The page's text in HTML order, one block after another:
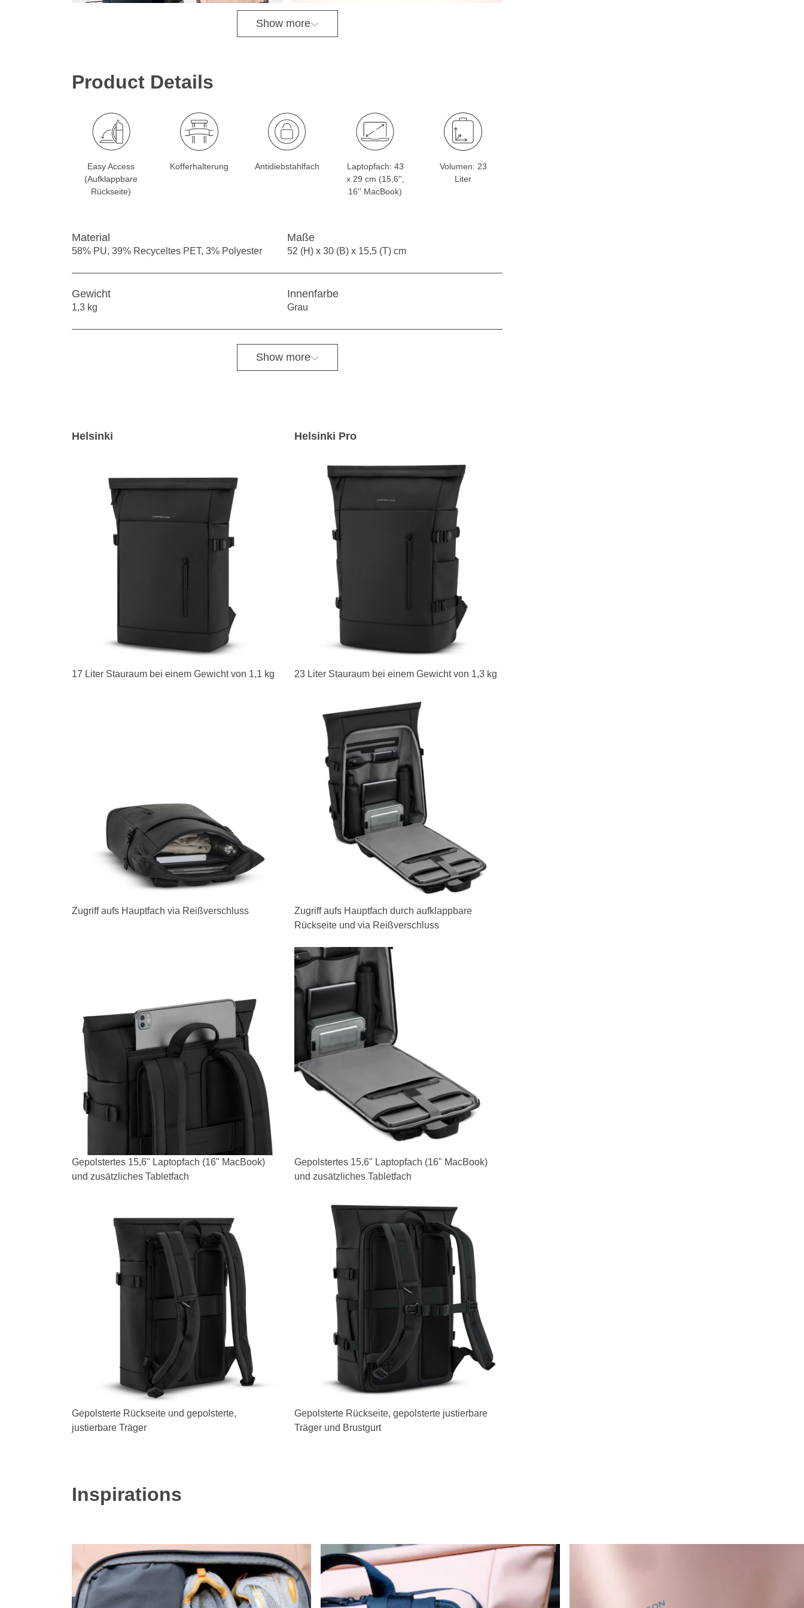
Show more
Product Details
Easy Access
(Aufklappbare
Rückseite)
Kofferhalterung Antidiebstahlfach
Laptopfach: 43
x 29 cm (15,6'',
16'' MacBook)
Volumen: 23
Liter
Material
58% PU, 39% Recyceltes PET, 3% Polyester
Maße
52 (H) x 30 (B) x 15,5 (T) cm
Gewicht
1,3 kg
Innenfarbe
Grau
Show more
Helsinki Helsinki Pro
17 Liter Stauraum bei einem Gewicht von 1,1 kg 23 Liter Stauraum bei einem Gewicht von 1,3 kg
Zugriff aufs Hauptfach via Reißverschluss
Zugriff aufs Hauptfach durch aufklappbare
Rückseite und via Reißverschluss
Gepolstertes 15,6" Laptopfach (16" MacBook)
und zusätzliches Tabletfach
Gepolstertes 15,6" Laptopfach (16" MacBook)
und zusätzliches Tabletfach
Gepolsterte Rückseite und gepolsterte,
justierbare Träger
Gepolsterte Rückseite, gepolsterte justierbare
Träger und Brustgurt
Inspirations